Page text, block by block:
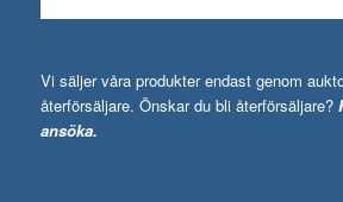
Vi säljer våra produkter endast genom
återförsäljare. Önskar du bli återförsäljare?
ansöka.